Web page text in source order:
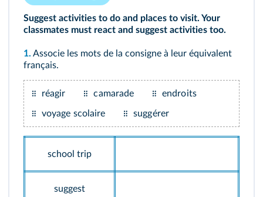
Suggest activities to do and places to visit. Your
classmates must react and suggest activities too.
1. Associe les mots de la consigne à leur équivalent
français.
réagir camarade endroits
voyage scolaire suggérer
school trip
suggest